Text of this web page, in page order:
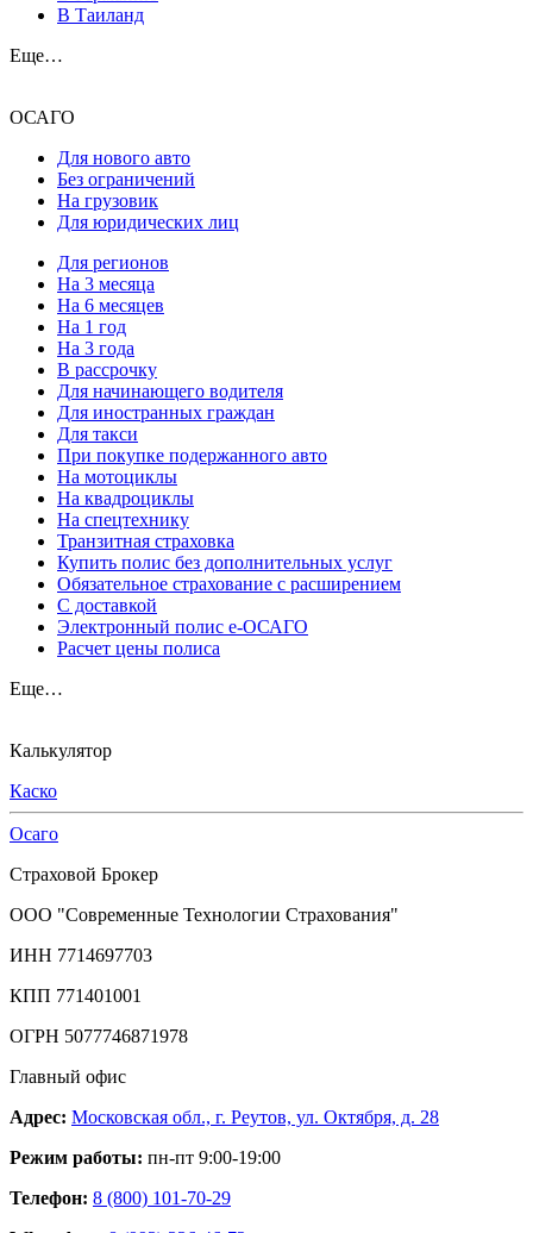
В Таиланд
Еще…
ОСАГО
Для нового авто
Без ограничений
На грузовик
Для юридических лиц
Для регионов
На 3 месяца
На 6 месяцев
На 1 год
На 3 года
В рассрочку
Для начинающего водителя
Для иностранных граждан
Для такси
При покупке подержанного авто
На мотоциклы
На квадроциклы
На спецтехнику
Транзитная страховка
Купить полис без дополнительных услуг
Обязательное страхование с расширением
С доставкой
Электронный полис е-ОСАГО
Расчет цены полиса
Еще…
Калькулятор
Каско
Осаго
Страховой Брокер
ООО "Современные Технологии Страхования"
ИНН 7714697703
КПП 771401001
ОГРН 5077746871978
Главный офис
Адрес: Московская обл., г. Реутов, ул. Октября, д. 28
Режим работы: пн-пт 9:00-19:00
Телефон: 8 (800) 101-70-29